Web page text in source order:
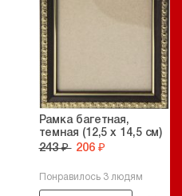
Рамка багетная,
темная (12,5 х 14,5 см)
243 ₽ 206 ₽
Понравилось 3 людям